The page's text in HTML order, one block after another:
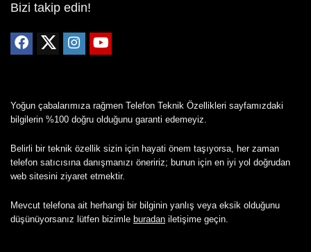
Bizi takip edin!
Yoğun çabalarımıza rağmen Telefon Teknik Özellikleri sayfamızdaki
bilgilerin %100 doğru olduğunu garanti edemeyiz.
Belirli bir teknik özellik sizin için hayati önem taşıyorsa, her zaman
telefon satıcısına danışmanızı öneririz; bunun için en iyi yol doğrudan
web sitesini ziyaret etmektir.
Mevcut telefona ait herhangi bir bilginin yanlış veya eksik olduğunu
düşünüyorsanız lütfen bizimle buradan iletişime geçin.